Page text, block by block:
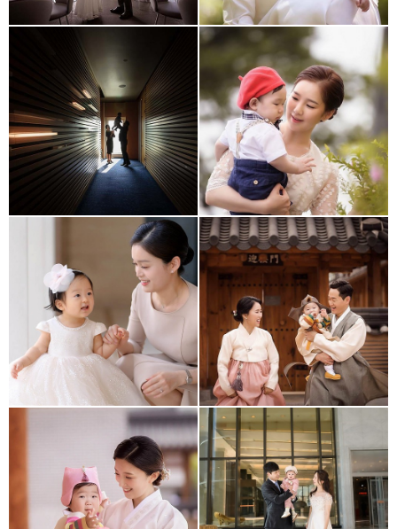
코엑스인터컨티넨탈 63빌딩 파빌리온
엘타워 경원재
경원재 63빌딩 백리향